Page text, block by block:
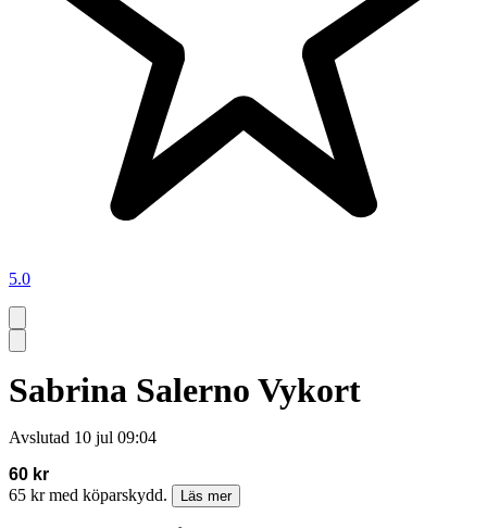
5.0
Sabrina Salerno Vykort
Avslutad 10 jul 09:04
60 kr
65 kr med köparskydd.
Läs mer